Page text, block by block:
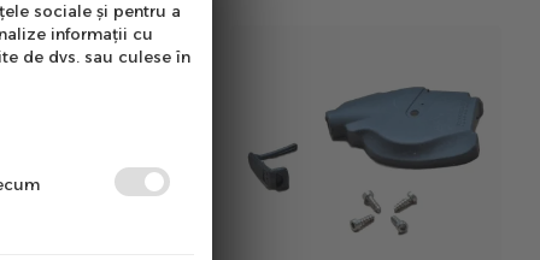
sociale și pentru a
informații cu
de dvs. sau culese în